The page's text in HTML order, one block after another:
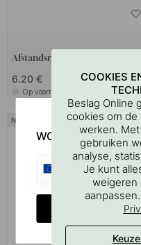
Afstandsring Stella - Alu-look
6.20 €
Op voorraad
COOKIES
Beslag Online
cookies om
werken.
gebruiken
analyse,
Je kunt
weigeren
WOULD YOU